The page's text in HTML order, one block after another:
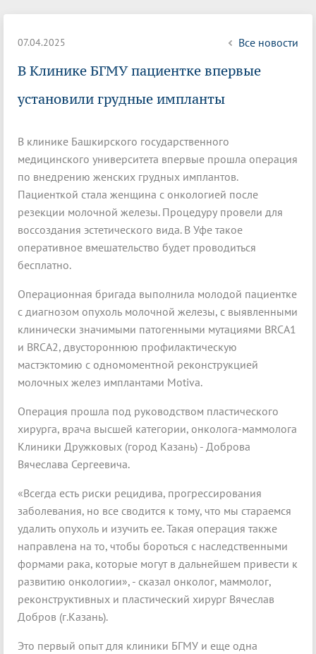
07.04.2025 Все новости
В Клинике БГМУ пациентке впервые
установили грудные импланты
В клинике Башкирского государственного
медицинского университета впервые прошла операция
по внедрению женских грудных имплантов.
Пациенткой стала женщина с онкологией после
резекции молочной железы. Процедуру провели для
воссоздания эстетического вида. В Уфе такое
оперативное вмешательство будет проводиться
бесплатно.
Операционная бригада выполнила молодой пациентке
с диагнозом опухоль молочной железы, с выявленными
клинически значимыми патогенными мутациями BRCA1
и BRCA2, двустороннюю профилактическую
мастэктомию с одномоментной реконструкцией
молочных желез имплантами Motiva.
Операция прошла под руководством пластического
хирурга, врача высшей категории, онколога-маммолога
Клиники Дружковых (город Казань) - Доброва
Вячеслава Сергеевича.
«Всегда есть риски рецидива, прогрессирования
заболевания, но все сводится к тому, что мы стараемся
удалить опухоль и изучить ее. Такая операция также
направлена на то, чтобы бороться с наследственными
формами рака, которые могут в дальнейшем привести к
развитию онкологии», - сказал онколог, маммолог,
реконструктивных и пластический хирург Вячеслав
Добров (г.Казань).
Это первый опыт для клиники БГМУ и еще одна